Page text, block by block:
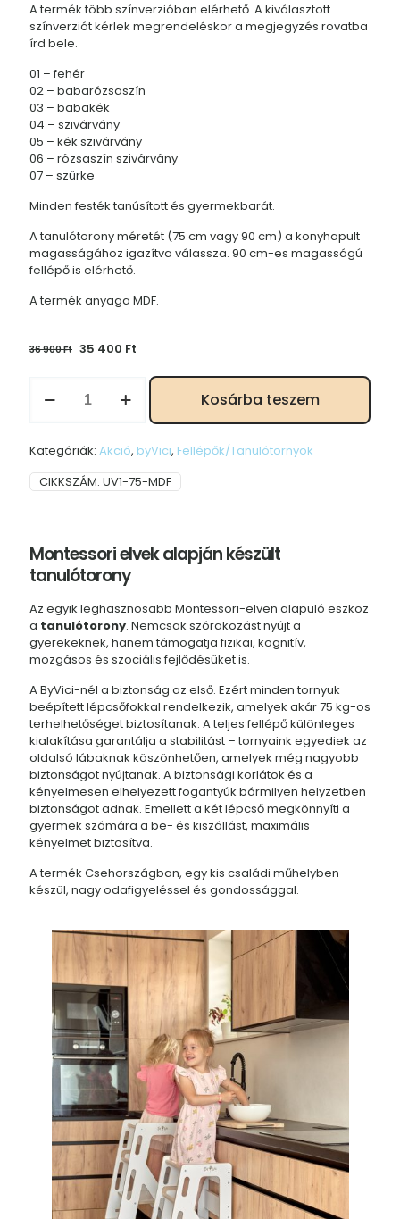
A termék több színverzióban elérhető. A kiválasztott
színverziót kérlek megrendeléskor a megjegyzés rovatba
írd bele.
01 – fehér
02 – babarózsaszín
03 – babakék
04 – szivárvány
05 – kék szivárvány
06 – rózsaszín szivárvány
07 – szürke
Minden festék tanúsított és gyermekbarát.
A tanulótorony méretét (75 cm vagy 90 cm) a konyhapult
magasságához igazítva válassza. 90 cm-es magasságú
fellépő is elérhető.
A termék anyaga MDF.
36 900Ft Original
36
35 400 Ft
400 Ft.
gyerekfellépő
–
Választható
színnel
Kosárba teszem
Kategóriák: Akció, byVici, Fellépők/Tanulótornyok
CIKKSZÁM: UV1-75-MDF
Montessori elvek alapján készült
tanulótorony
Az egyik leghasznosabb Montessori-elven alapuló eszköz
a tanulótorony. Nemcsak szórakozást nyújt a
gyerekeknek, hanem támogatja fizikai, kognitív,
mozgásos és szociális fejlődésüket is.
A ByVici-nél a biztonság az első. Ezért minden tornyuk
beépített lépcsőfokkal rendelkezik, amelyek akár 75 kg-os
terhelhetőséget biztosítanak. A teljes fellépő különleges
kialakítása garantálja a stabilitást – tornyaink egyediek az
oldalsó lábaknak köszönhetően, amelyek még nagyobb
biztonságot nyújtanak. A biztonsági korlátok és a
kényelmesen elhelyezett fogantyúk bármilyen helyzetben
biztonságot adnak. Emellett a két lépcső megkönnyíti a
gyermek számára a be- és kiszállást, maximális
kényelmet biztosítva.
A termék Csehországban, egy kis családi műhelyben
készül, nagy odafigyeléssel és gondossággal.